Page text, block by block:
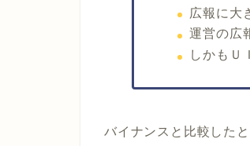
広報に大
運営の広
しかもＵ
バイナンスと比較した